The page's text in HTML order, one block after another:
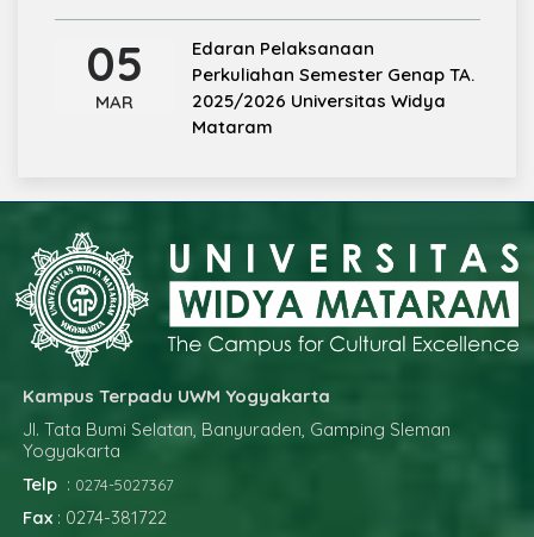
05
MAR
Edaran Pelaksanaan
Perkuliahan Semester Genap TA.
2025/2026 Universitas Widya
Mataram
Kampus Terpadu UWM Yogyakarta
Jl. Tata Bumi Selatan, Banyuraden, Gamping Sleman
Yogyakarta
Telp : 0274-5027367
Fax : 0274-381722